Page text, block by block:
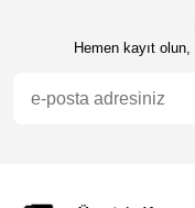
Hemen kayıt